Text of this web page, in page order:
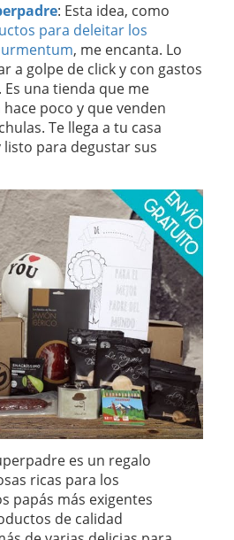
: Esta idea, como
para deleitar los
, me encanta. Lo
a golpe de click y con gastos
una tienda que me
poco y que venden
Te llega a tu casa
para degustar sus
es un regalo
ricas para los
papás más exigentes
de calidad